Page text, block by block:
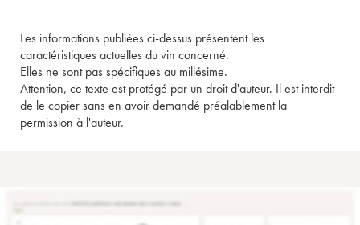
Les informations publiées ci-dessus présentent les
caractéristiques actuelles du vin concerné.
Elles ne sont pas spécifiques au millésime.
Attention, ce texte est protégé par un droit d'auteur. Il est interdit
de le copier sans en avoir demandé préalablement la
permission à l'auteur.